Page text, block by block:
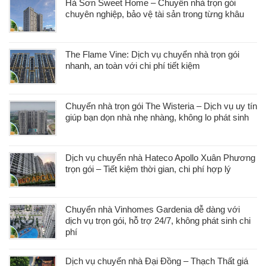
Hà Sơn Sweet Home – Chuyển nhà trọn gói
chuyên nghiệp, bảo vệ tài sản trong từng khâu
The Flame Vine: Dịch vụ chuyển nhà trọn gói
nhanh, an toàn với chi phí tiết kiệm
Chuyển nhà trọn gói The Wisteria – Dịch vụ uy tín
giúp bạn dọn nhà nhẹ nhàng, không lo phát sinh
Dịch vụ chuyển nhà Hateco Apollo Xuân Phương
trọn gói – Tiết kiệm thời gian, chi phí hợp lý
Chuyển nhà Vinhomes Gardenia dễ dàng với
dịch vụ trọn gói, hỗ trợ 24/7, không phát sinh chi
phí
Dịch vụ chuyển nhà Đại Đồng – Thạch Thất giá